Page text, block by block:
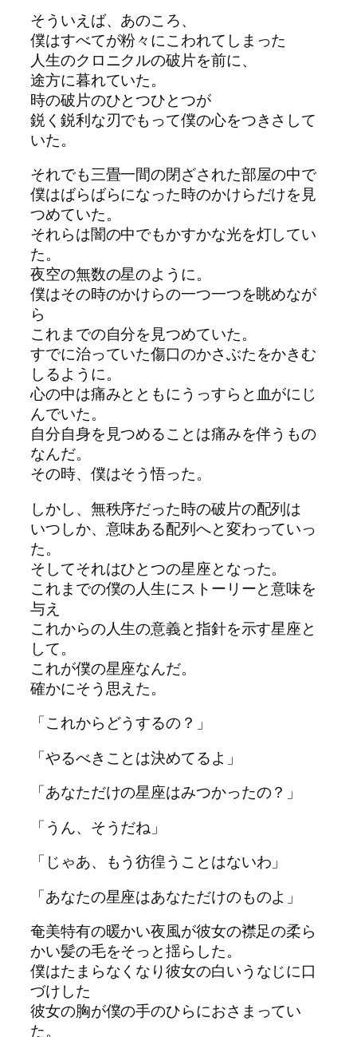
そういえば、あのころ、
僕はすべてが粉々にこわれてしま った
人生のクロニクルの破片を前に、
途方に暮れていた。
時の破片のひとつひとつが
鋭く鋭利な刃でも って僕の心をつきさして
いた。
それでも三畳一間の閉ざされた部屋の中で
僕はばらばらになった時のかけらだけを見
つめていた。
それらは闇の中でもかすかな光を灯してい
た。
夜空の無数の星のように。
僕はその時のかけらの一つ一つを眺めなが
ら
これまでの自分を見つめていた。
すでに治っていた傷口のかさぶたをかきむ
しるように。
心の中は痛みとともにう っすらと血がにじ
んでいた。
自分自身を見つめることは痛みを伴うもの
なんだ。
その時、僕はそう悟った。
しかし、無秩序だった時の破片の配列は
いつしか、意味ある配列へと変わっていっ
た。
そしてそれはひとつの星座となった。
これまでの僕の人生にストーリーと意味を
与え
これからの人生の意義と指針を示す星座と
して。
これが僕の星座なんだ。
確かにそう思え た。
「これからどうするの？」
「やるべきことは決めてるよ」
「あなただけの星座はみつかったの？」
「うん、そうだね」
「じゃあ、もう彷徨うことはないわ」
「あなたの星座はあなただけのものよ」
奄美特有の暖かい夜風が彼女の襟足の柔ら
かい髪の毛をそっと揺らした。
僕はたまらなく なり彼女の白いう なじに口
づけした
彼女の胸が僕の手のひらにおさま ってい
た。